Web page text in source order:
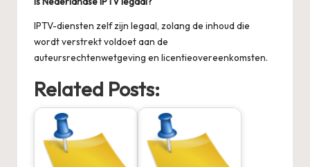
IPTV-diensten zelf zijn legaal, zolang de inhoud die
wordt verstrekt voldoet aan de
auteursrechtenwetgeving en licentieovereenkomsten.
Related Posts: